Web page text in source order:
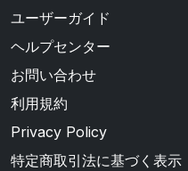
ユーザーガイド
ヘルプセンター
お問い合わせ
利用規約
Privacy Policy
特定商取引法に基づく表示